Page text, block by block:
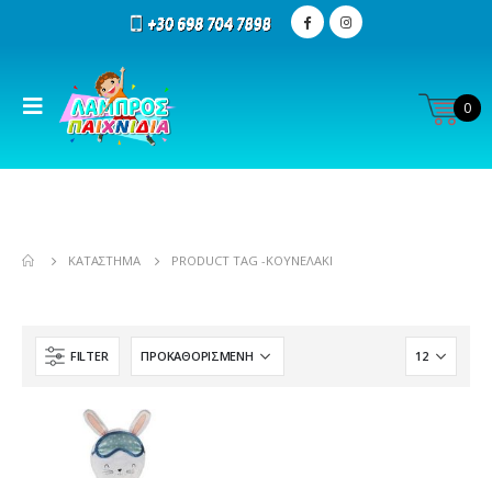
0
ΚΑΤΆΣΤΗΜΑ PRODUCT TAG -ΚΟΥΝΕΛΆΚΙ
FILTER